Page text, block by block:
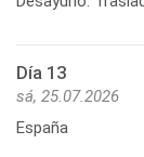
Día 13
sá, 25.07.2026
España